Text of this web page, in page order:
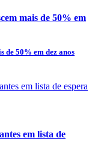
mais de 50% em
de 50% em dez anos
em lista de